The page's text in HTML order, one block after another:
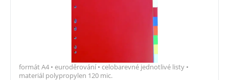
formát A4 • euroděrování • celobarevné jednotlivé listy •
materiál polypropylen 120 mic.